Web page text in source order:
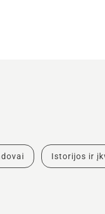
Istorijos ir